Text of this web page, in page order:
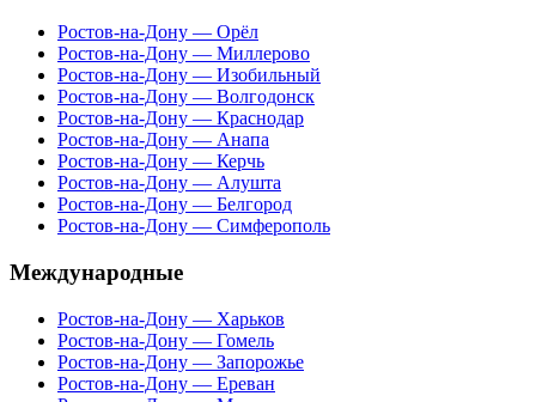
Ростов-на-Дону — Орёл
Ростов-на-Дону — Миллерово
Ростов-на-Дону — Изобильный
Ростов-на-Дону — Волгодонск
Ростов-на-Дону — Краснодар
Ростов-на-Дону — Анапа
Ростов-на-Дону — Керчь
Ростов-на-Дону — Алушта
Ростов-на-Дону — Белгород
Ростов-на-Дону — Симферополь
Международные
Ростов-на-Дону — Харьков
Ростов-на-Дону — Гомель
Ростов-на-Дону — Запорожье
Ростов-на-Дону — Ереван